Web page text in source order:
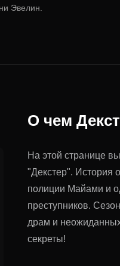
Эвелин.
О чем
На этой странице
"Декстер". История
полиции Майами и
преступников.
драм и
секреты!